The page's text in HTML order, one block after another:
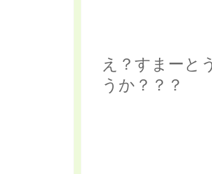
え？すまーと
うか？？？